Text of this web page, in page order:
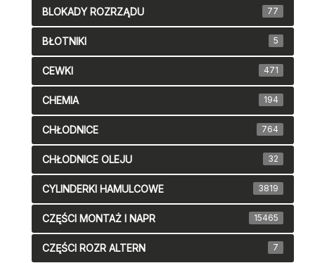
BLOKADY ROZRZĄDU 77
BŁOTNIKI 5
CEWKI 471
CHEMIA 194
CHŁODNICE 764
CHŁODNICE OLEJU 32
CYLINDERKI HAMULCOWE 3819
CZĘŚCI MONTAŻ I NAPR 15465
CZĘŚCI ROZR ALTERN 7